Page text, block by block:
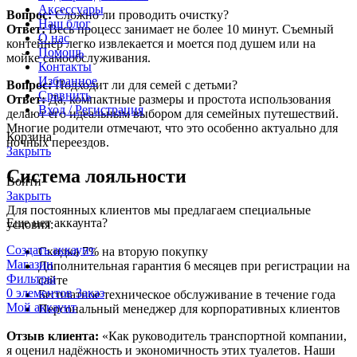
Вопрос:Сложно ли проводить очистку?
Ответ:Весь процесс занимает не более 10 минут. Съемный
контейнер легко извлекается и моется под душем или на
мойке самообслуживания.
Вопрос:Подходит ли для семей с детьми?
Ответ:Да, компактные размеры и простота использования
делают его идеальным выбором для семейных путешествий.
Многие родители отмечают, что это особенно актуально для
ночных переездов.
Система лояльности
Для постоянных клиентов мы предлагаем специальные
условия:
Скидка 7% на вторую покупку
Дополнительная гарантия 6 месяцев при регистрации на
сайте
Бесплатное техническое обслуживание в течение года
Персональный менеджер для корпоративных клиентов
Отзыв клиента: «Как руководитель транспортной компании,
я оценил надёжность и экономичность этих туалетов. Наши
Аксессуары
Наш блог
О нас
Помощь
Контакты
Избранное
Сравнить
Вход / Регистрация
Корзина
Закрыть
Войти
Закрыть
Еще нет аккаунта?
Создать аккаунт
Магазин
Фильтры
0 элементов Заказ
Мой аккаунт